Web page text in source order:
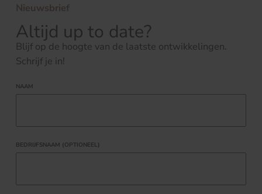
Nieuwsbrief
Altijd up to date?
Blijf op de hoogte van de laatste ontwikkelingen.
Schrijf je in!
NAAM
BEDRIJFSNAAM (OPTIONEEL)